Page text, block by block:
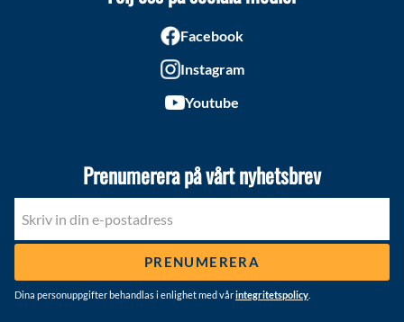
Facebook
Instagram
Youtube
Prenumerera på vårt nyhetsbrev
PRENUMERERA
Dina personuppgifter behandlas i enlighet med vårintegritetspolicy